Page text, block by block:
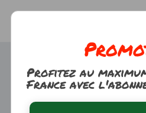
Profitez au
France avec